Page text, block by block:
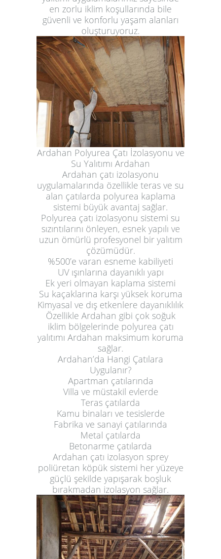
en zorlu iklim koşullarında bile
güvenli ve konforlu yaşam alanları
oluşturuyoruz.
Ardahan Polyurea Çatı İzolasyonu ve
Su Yalıtımı Ardahan
Ardahan çatı izolasyonu
uygulamalarında özellikle teras ve su
alan çatılarda polyurea kaplama
sistemi büyük avantaj sağlar.
Polyurea çatı izolasyonu sistemi su
sızıntılarını önleyen, esnek yapılı ve
uzun ömürlü profesyonel bir yalıtım
çözümüdür.
%500’e varan esneme kabiliyeti
UV ışınlarına dayanıklı yapı
Ek yeri olmayan kaplama sistemi
Su kaçaklarına karşı yüksek koruma
Kimyasal ve dış etkenlere dayanıklılık
Özellikle Ardahan gibi çok soğuk
iklim bölgelerinde polyurea çatı
yalıtımı Ardahan maksimum koruma
sağlar.
Ardahan’da Hangi Çatılara
Uygulanır?
Apartman çatılarında
Villa ve müstakil evlerde
Teras çatılarda
Kamu binaları ve tesislerde
Fabrika ve sanayi çatılarında
Metal çatılarda
Betonarme çatılarda
Ardahan çatı izolasyon sprey
poliüretan köpük sistemi her yüzeye
güçlü şekilde yapışarak boşluk
bırakmadan izolasyon sağlar.